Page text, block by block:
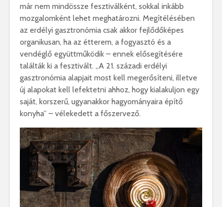
már nem mindössze fesztiválként, sokkal inkább
mozgalomként lehet meghatározni. Megítélésében
az erdélyi gasztronómia csak akkor fejlődőképes
organikusan, ha az étterem, a fogyasztó és a
vendéglő együttműködik – ennek elősegítésére
találták ki a fesztivált. „A 21. századi erdélyi
gasztronómia alapjait most kell megerősíteni, illetve
új alapokat kell lefektetni ahhoz, hogy kialakuljon egy
saját, korszerű, ugyanakkor hagyományaira építő
konyha” – vélekedett a főszervező.